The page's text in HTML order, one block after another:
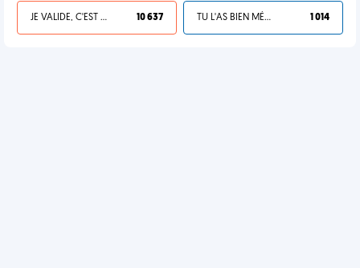
JE VALIDE, C'EST UNE VDM 10 637 TU L'AS BIEN MÉRITÉ 1 014